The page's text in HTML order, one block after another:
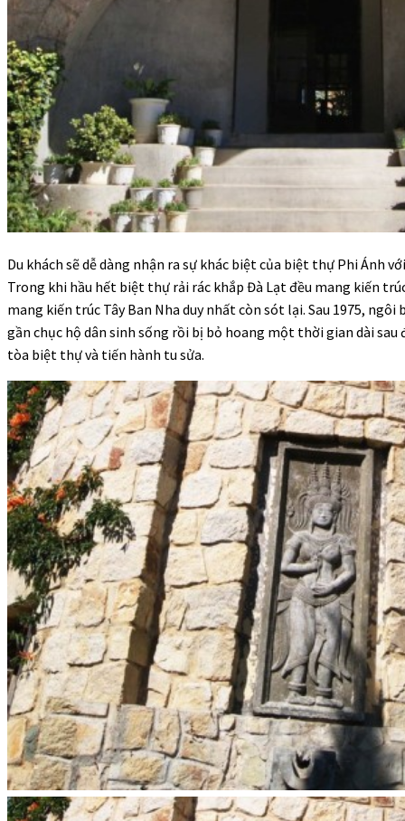
Du khách sẽ dễ dàng nhận ra sự khác biệt của biệt thự Phi Ánh
Trong khi hầu hết biệt thự rải rác khắp Đà Lạt đều mang kiến
mang kiến trúc Tây Ban Nha duy nhất còn sót lại. Sau 1975,
gần chục hộ dân sinh sống rồi bị bỏ hoang một thời gian dài
tòa biệt thự và tiến hành tu sửa.